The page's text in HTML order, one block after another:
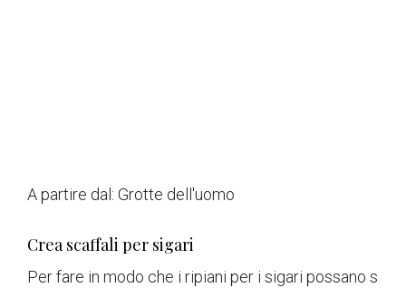
A partire dal: Grotte dell'uomo
Crea scaffali per sigari
Per fare in modo che i ripiani per i sigari possano s